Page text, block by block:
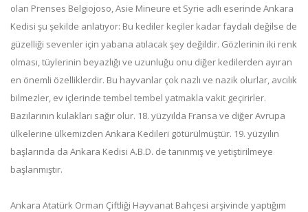
olan Prenses Belgiojoso, Asie Mineure et Syrie adlı eserinde Ankara
Kedisi şu şekilde anlatıyor: Bu kediler keçiler kadar faydalı değilse de
güzelliği sevenler için yabana atılacak şey değildir. Gözlerinin iki renk
olması, tüylerinin beyazlığı ve uzunluğu onu diğer kedilerden ayıran
en önemli özelliklerdir. Bu hayvanlar çok nazlı ve nazik olurlar, avcılık
bilmezler, ev içlerinde tembel tembel yatmakla vakit geçirirler.
Bazılarının kulakları sağır olur. 18. yüzyılda Fransa ve diğer Avrupa
ülkelerine ülkemizden Ankara Kedileri götürülmüştür. 19. yüzyılın
başlarında da Ankara Kedisi A.B.D. de tanınmış ve yetiştirilmeye
başlanmıştır.
Ankara Atatürk Orman Çiftliği Hayvanat Bahçesi arşivinde yaptığım